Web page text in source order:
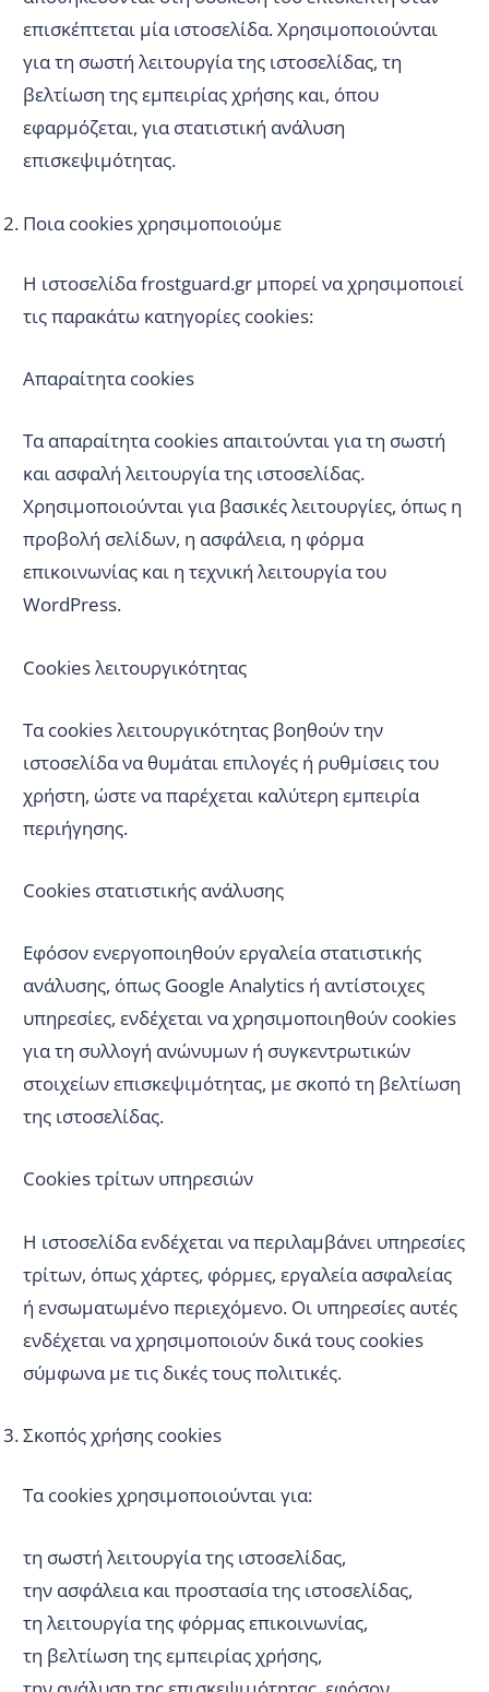
επισκέπτεται μία ιστοσελίδα. Χρησιμοποιούνται
για τη σωστή λειτουργία της ιστοσελίδας, τη
βελτίωση της εμπειρίας χρήσης και, όπου
εφαρμόζεται, για στατιστική ανάλυση
επισκεψιμότητας.
Ποια cookies χρησιμοποιούμε
Η ιστοσελίδα frostguard.gr μπορεί να χρησιμοποιεί
τις παρακάτω κατηγορίες cookies:
Απαραίτητα cookies
Τα απαραίτητα cookies απαιτούνται για τη σωστή
και ασφαλή λειτουργία της ιστοσελίδας.
Χρησιμοποιούνται για βασικές λειτουργίες, όπως η
προβολή σελίδων, η ασφάλεια, η φόρμα
επικοινωνίας και η τεχνική λειτουργία του
WordPress.
Cookies λειτουργικότητας
Τα cookies λειτουργικότητας βοηθούν την
ιστοσελίδα να θυμάται επιλογές ή ρυθμίσεις του
χρήστη, ώστε να παρέχεται καλύτερη εμπειρία
περιήγησης.
Cookies στατιστικής ανάλυσης
Εφόσον ενεργοποιηθούν εργαλεία στατιστικής
ανάλυσης, όπως Google Analytics ή αντίστοιχες
υπηρεσίες, ενδέχεται να χρησιμοποιηθούν cookies
για τη συλλογή ανώνυμων ή συγκεντρωτικών
στοιχείων επισκεψιμότητας, με σκοπό τη βελτίωση
της ιστοσελίδας.
Cookies τρίτων υπηρεσιών
Η ιστοσελίδα ενδέχεται να περιλαμβάνει υπηρεσίες
τρίτων, όπως χάρτες, φόρμες, εργαλεία ασφαλείας
ή ενσωματωμένο περιεχόμενο. Οι υπηρεσίες αυτές
ενδέχεται να χρησιμοποιούν δικά τους cookies
σύμφωνα με τις δικές τους πολιτικές.
Σκοπός χρήσης cookies
Τα cookies χρησιμοποιούνται για:
τη σωστή λειτουργία της ιστοσελίδας,
την ασφάλεια και προστασία της ιστοσελίδας,
τη λειτουργία της φόρμας επικοινωνίας,
τη βελτίωση της εμπειρίας χρήσης,